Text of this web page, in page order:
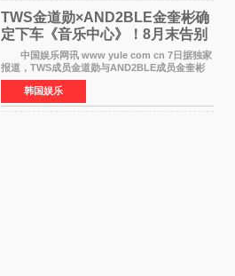
TWS金道勋×AND2BLE金奎彬确
定下车《音乐中心》！8月末告别
MC席位
中国娱乐网讯 www yule com cn 7日据独家
报道，TWS成员金道勋与AND2BLE成员金奎彬
将于8月离开《音乐中心》MC的位置。 金道
勋与金奎彬于去年3月与H2H A-NA一起被选为
《音乐中心》MC，约1
韩国娱乐